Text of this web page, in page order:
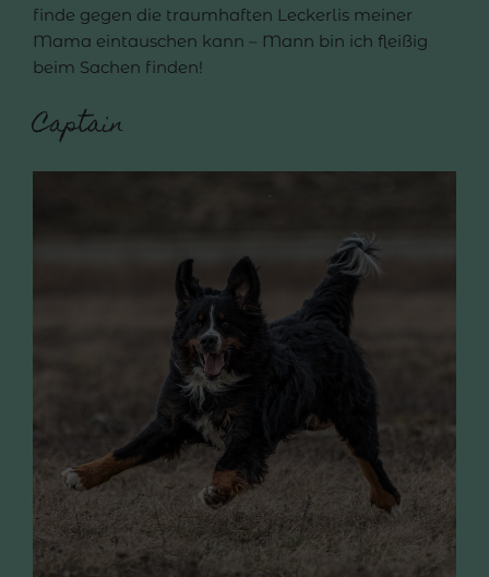
finde gegen die traumhaften Leckerlis meiner
Mama eintauschen kann – Mann bin ich fleißig
beim Sachen finden!
Captain